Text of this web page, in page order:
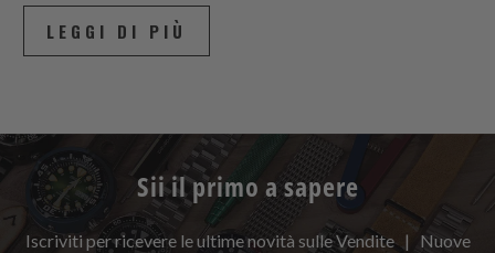
LEGGI DI PIÙ
Sii il primo a sapere
Iscriviti per ricevere le ultime novità sulle Vendite | Nuove